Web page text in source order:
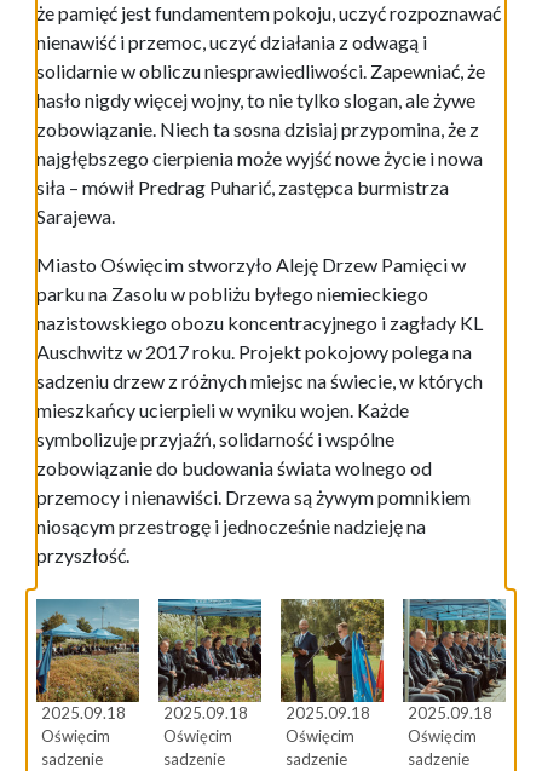
że pamięć jest fundamentem pokoju, uczyć rozpoznawać
nienawiść i przemoc, uczyć działania z odwagą i
solidarnie w obliczu niesprawiedliwości. Zapewniać, że
hasło nigdy więcej wojny, to nie tylko slogan, ale żywe
zobowiązanie. Niech ta sosna dzisiaj przypomina, że z
najgłębszego cierpienia może wyjść nowe życie i nowa
siła – mówił Predrag Puharić, zastępca burmistrza
Sarajewa.
Miasto Oświęcim stworzyło Aleję Drzew Pamięci w
parku na Zasolu w pobliżu byłego niemieckiego
nazistowskiego obozu koncentracyjnego i zagłady KL
Auschwitz w 2017 roku. Projekt pokojowy polega na
sadzeniu drzew z różnych miejsc na świecie, w których
mieszkańcy ucierpieli w wyniku wojen. Każde
symbolizuje przyjaźń, solidarność i wspólne
zobowiązanie do budowania świata wolnego od
przemocy i nienawiści. Drzewa są żywym pomnikiem
niosącym przestrogę i jednocześnie nadzieję na
przyszłość.
2025.09.18
Oświęcim
sadzenie
2025.09.18
Oświęcim
sadzenie
2025.09.18
Oświęcim
sadzenie
2025.09.18
Oświęcim
sadzenie